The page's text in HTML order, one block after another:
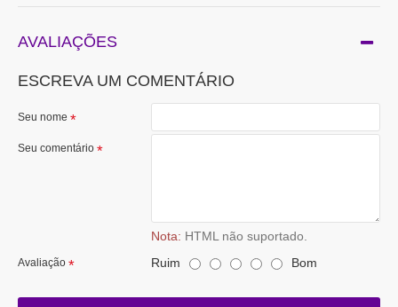
AVALIAÇÕES
ESCREVA UM COMENTÁRIO
Seu nome
Seu comentário
Nota: HTML não suportado.
Avaliação Ruim Bom